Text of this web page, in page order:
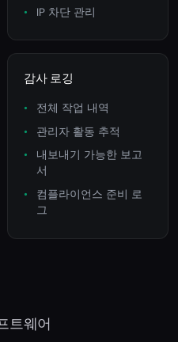
IP 차단 관리
감사 로깅
전체 작업 내역
관리자 활동 추적
내보내기 가능한 보고
서
컴플라이언스 준비 로
그
트웨어